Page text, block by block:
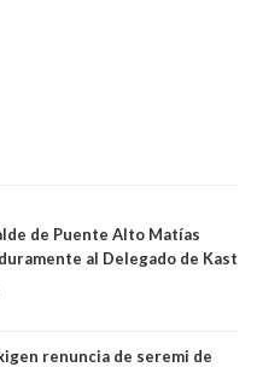
de Puente Alto Matías
al Delegado de Kast
arrancando"
renuncia de seremi de